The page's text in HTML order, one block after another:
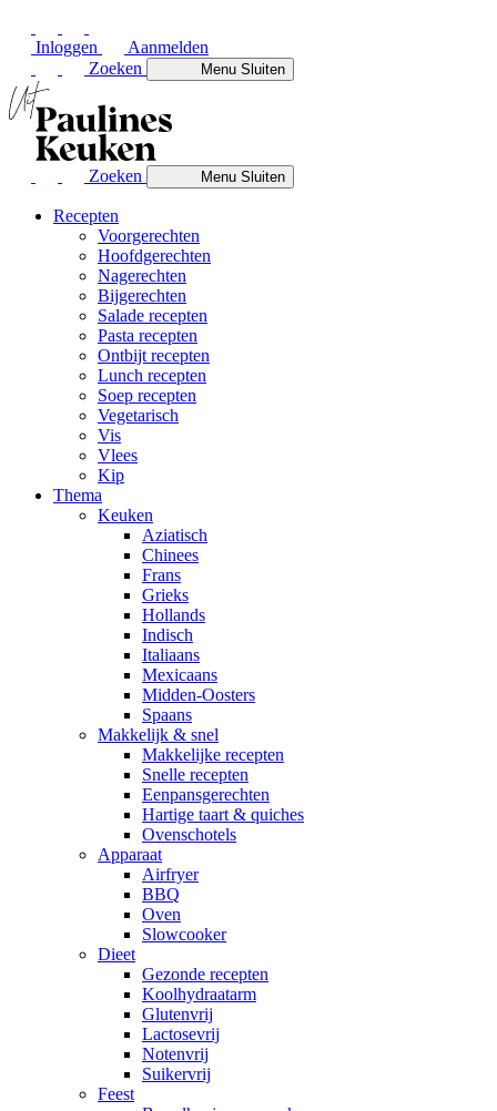
Inloggen
Aanmelden
Zoeken
MenuSluiten
Zoeken MenuSluiten
Recepten
Voorgerechten
Hoofdgerechten
Nagerechten
Bijgerechten
Salade recepten
Pasta recepten
Ontbijt recepten
Lunch recepten
Soep recepten
Vegetarisch
Vis
Vlees
Kip
Thema
Keuken
Aziatisch
Chinees
Frans
Grieks
Hollands
Indisch
Italiaans
Mexicaans
Midden-Oosters
Spaans
Makkelijk & snel
Makkelijke recepten
Snelle recepten
Eenpansgerechten
Hartige taart & quiches
Ovenschotels
Apparaat
Airfryer
BBQ
Oven
Slowcooker
Dieet
Gezonde recepten
Koolhydraatarm
Glutenvrij
Lactosevrij
Notenvrij
Suikervrij
Feest